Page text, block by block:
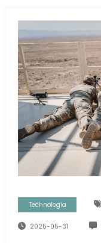
Technologia
2025-05-31